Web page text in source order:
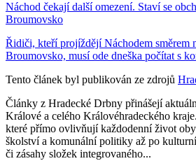
Náchod čekají další omezení. Staví se
Broumovsko
Řidiči, kteří projíždějí Náchodem směrem
Broumovsko, musí ode dneška počítat s
Tento článek byl publikován ze zdrojů
Články z Hradecké Drbny přinášejí
Králové a celého Královéhradeckého
které přímo ovlivňují každodenní život
školství a komunální politiky až po
či zásahy složek integrovaného...